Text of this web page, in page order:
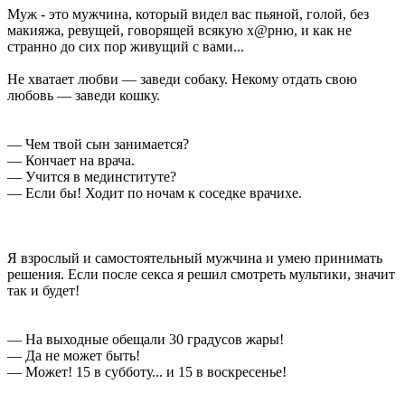
Муж - это мужчина, который видел вас пьяной, голой, без
макияжа, ревущей, говорящей всякую х@рню, и как не
странно до сих пор живущий с вами...
Не хватает любви — заведи собаку. Некому отдать свою
любовь — заведи кошку.
— Чем твой сын занимается?
— Кончает на врача.
— Учится в мединституте?
— Если бы! Ходит по ночам к соседке врачихе.
Я взрослый и самостоятельный мужчина и умею принимать
решения. Если после ceкcа я решил смотреть мультики, значит
так и будет!
— На выходные обещали 30 градусов жары!
— Да не может быть!
— Может! 15 в субботу... и 15 в воскресенье!